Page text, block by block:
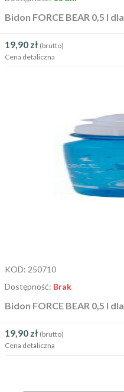
Bidon FORCE BEAR 0,5 l
19,90 zł (brutto)
Cena detaliczna
KOD: 250710
Dostępność: Brak
Bidon FORCE BEAR 0,5 l
19,90 zł (brutto)
Cena detaliczna